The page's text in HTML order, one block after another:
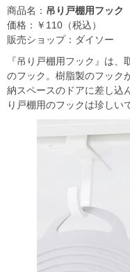
商品名： 吊り戸棚用フック
価格：￥110（税込）
販売ショップ：ダイソー
『吊り戸棚用フック』は
のフック。樹脂製のフック
納スペースのドアに差し込
り戸棚用のフックは珍しい